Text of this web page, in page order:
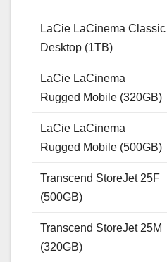
LaCie LaCinema Classic
Desktop (1TB)
LaCie LaCinema
Rugged Mobile (320GB)
LaCie LaCinema
Rugged Mobile (500GB)
Transcend StoreJet 25F
(500GB)
Transcend StoreJet 25M
(320GB)